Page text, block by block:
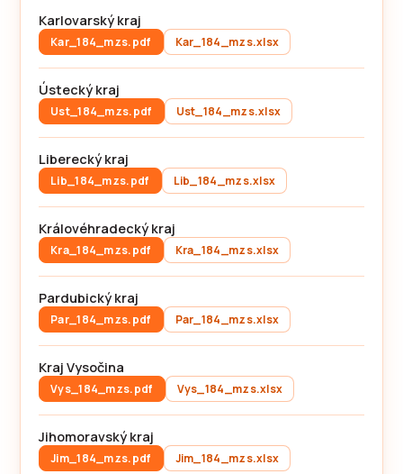
Karlovarský kraj
Kar_184_mzs.pdf Kar_184_mzs.xlsx
Ústecký kraj
Ust_184_mzs.pdf Ust_184_mzs.xlsx
Liberecký kraj
Lib_184_mzs.pdf Lib_184_mzs.xlsx
Královéhradecký kraj
Kra_184_mzs.pdf Kra_184_mzs.xlsx
Pardubický kraj
Par_184_mzs.pdf Par_184_mzs.xlsx
Kraj Vysočina
Vys_184_mzs.pdf Vys_184_mzs.xlsx
Jihomoravský kraj
Jim_184_mzs.pdf Jim_184_mzs.xlsx